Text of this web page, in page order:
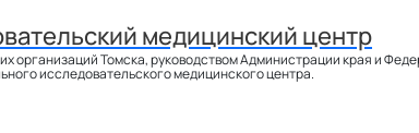
медицинский центр
Томска, руководством Администрации края и
исследовательского медицинского центра.